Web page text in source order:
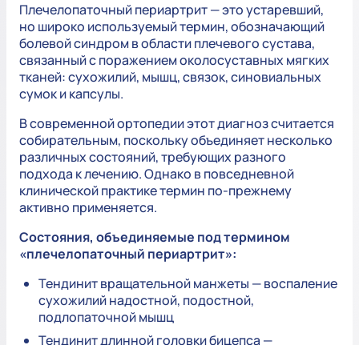
Плечелопаточный периартрит — это устаревший,
но широко используемый термин, обозначающий
болевой синдром в области плечевого сустава,
связанный с поражением околосуставных мягких
тканей: сухожилий, мышц, связок, синовиальных
сумок и капсулы.
В современной ортопедии этот диагноз считается
собирательным, поскольку объединяет несколько
различных состояний, требующих разного
подхода к лечению. Однако в повседневной
клинической практике термин по-прежнему
активно применяется.
Состояния, объединяемые под термином
«плечелопаточный периартрит»:
Тендинит вращательной манжеты — воспаление
сухожилий надостной, подостной,
подлопаточной мышц
Тендинит длинной головки бицепса —